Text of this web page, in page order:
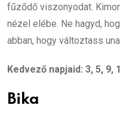
fűződő viszonyodat.
nézel elébe. Ne hagyd,
abban, hogy változtass
Kedvező napjaid: 3, 5, 9,
Bika